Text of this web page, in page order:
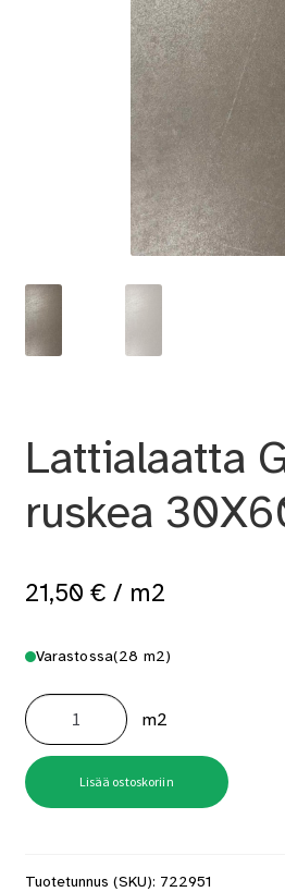
Lattialaatta
ruskea
21,50 € / m2
Varastossa(28 m2)
Lattialaatta
Galaxy
ruskea
30X60
määrä
m2
Lisää ostoskoriin
Tuotetunnus (SKU): 722951